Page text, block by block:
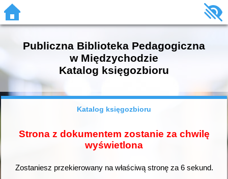
Publiczna Biblioteka Pedagogiczna
w Międzychodzie
Katalog księgozbioru
Katalog księgozbioru
Strona z dokumentem zostanie za chwilę
wyświetlona
Zostaniesz przekierowany na właściwą stronę za 6sekund.